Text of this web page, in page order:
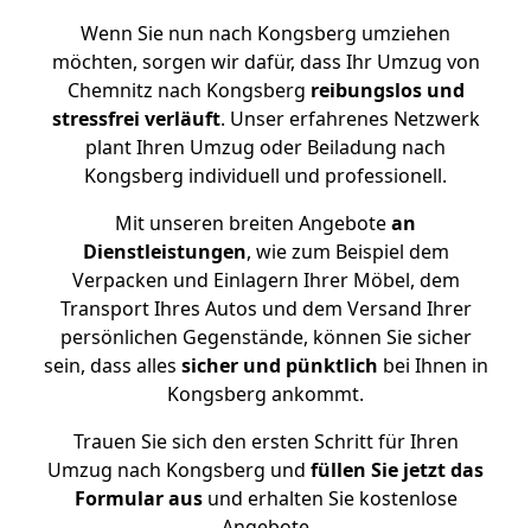
Wenn Sie nun nach Kongsberg umziehen
möchten, sorgen wir dafür, dass Ihr Umzug von
Chemnitz nach Kongsberg reibungslos und
stressfrei verläuft. Unser erfahrenes Netzwerk
plant Ihren Umzug oder Beiladung nach
Kongsberg individuell und professionell.
Mit unseren breiten Angebotean
Dienstleistungen, wie zum Beispiel dem
Verpacken und Einlagern Ihrer Möbel, dem
Transport Ihres Autos und dem Versand Ihrer
persönlichen Gegenstände, können Sie sicher
sein, dass alles sicher und pünktlich bei Ihnen in
Kongsberg ankommt.
Trauen Sie sich den ersten Schritt für Ihren
Umzug nach Kongsberg und füllen Sie jetzt das
Formular ausund erhalten Sie kostenlose